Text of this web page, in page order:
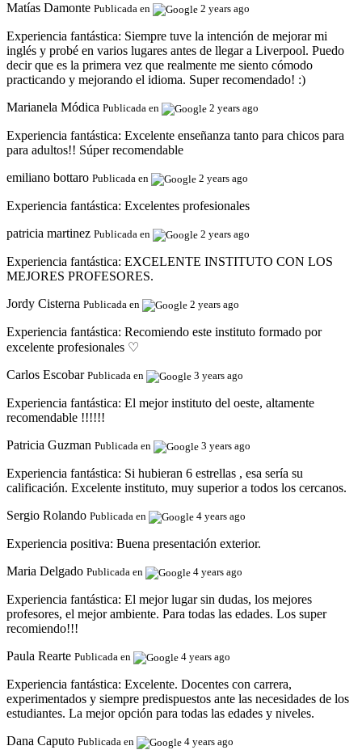
Matías Damonte Publicada en 2 years ago
Experiencia fantástica: Siempre tuve la intención de mejorar mi
inglés y probé en varios lugares antes de llegar a Liverpool. Puedo
decir que es la primera vez que realmente me siento cómodo
practicando y mejorando el idioma. Super recomendado! :)
Marianela Módica Publicada en 2 years ago
Experiencia fantástica: Excelente enseñanza tanto para chicos para
para adultos!! Súper recomendable
emiliano bottaro Publicada en 2 years ago
Experiencia fantástica: Excelentes profesionales
patricia martinez Publicada en 2 years ago
Experiencia fantástica: EXCELENTE INSTITUTO CON LOS
MEJORES PROFESORES.
Jordy Cisterna Publicada en 2 years ago
Experiencia fantástica: Recomiendo este instituto formado por
excelente profesionales ♡
Carlos Escobar Publicada en 3 years ago
Experiencia fantástica: El mejor instituto del oeste, altamente
recomendable !!!!!!
Patricia Guzman Publicada en 3 years ago
Experiencia fantástica: Si hubieran 6 estrellas , esa sería su
calificación. Excelente instituto, muy superior a todos los cercanos.
Sergio Rolando Publicada en 4 years ago
Experiencia positiva: Buena presentación exterior.
Maria Delgado Publicada en 4 years ago
Experiencia fantástica: El mejor lugar sin dudas, los mejores
profesores, el mejor ambiente. Para todas las edades. Los super
recomiendo!!!
Paula Rearte Publicada en 4 years ago
Experiencia fantástica: Excelente. Docentes con carrera,
experimentados y siempre predispuestos ante las necesidades de los
estudiantes. La mejor opción para todas las edades y niveles.
Dana Caputo Publicada en 4 years ago